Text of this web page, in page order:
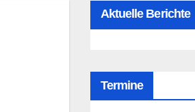
Aktuelle Berichte
Termine